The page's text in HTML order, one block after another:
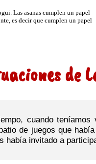
de
cuando teníamos
de juegos que
había invitado a